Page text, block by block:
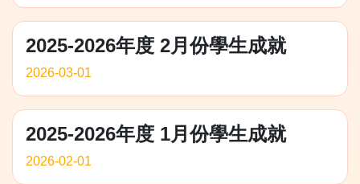
2025-2026年度 2月份學生成就
2026-03-01
2025-2026年度 1月份學生成就
2026-02-01